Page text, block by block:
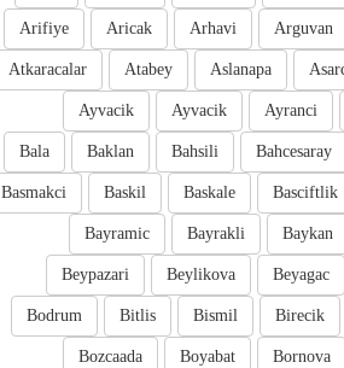
Arguvan
Arhavi
Aricak
Arifiye
Aslanapa
Atabey
Atkaracalar
Ayranci
Ayvacik
Ayvacik
Bahcesaray
Bahsili
Baklan
Bala
Basciftlik
Baskale
Baskil
Basmakci
Baykan
Bayrakli
Bayramic
Beyagac
Beylikova
Beypazari
Birecik
Bismil
Bitlis
Bodrum
Bornova
Boyabat
Bozcaada